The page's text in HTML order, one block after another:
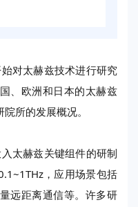
对太赫兹技术进行研究
、欧洲和日本的太赫兹
所的发展概况。
太赫兹关键组件的研制
，应用场景包括
远距离通信等。许多研